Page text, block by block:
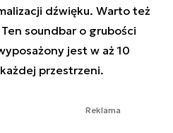
dźwięku. Warto też
soundbar o grubości
jest w aż 10
przestrzeni.
Reklama